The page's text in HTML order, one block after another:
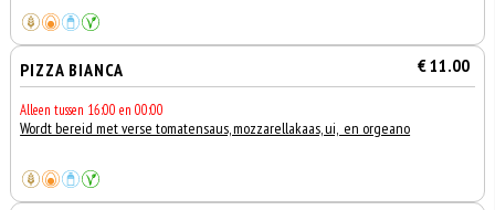
PIZZA BIANCA € 11.00
Alleen tussen 16:00 en 00:00
Wordt bereid met verse tomatensaus, mozzarellakaas, ui, en orgeano